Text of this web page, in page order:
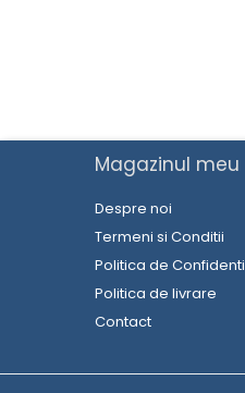
Magazinul meu
Despre noi
Termeni si Conditii
Politica de
Politica de livrare
Contact